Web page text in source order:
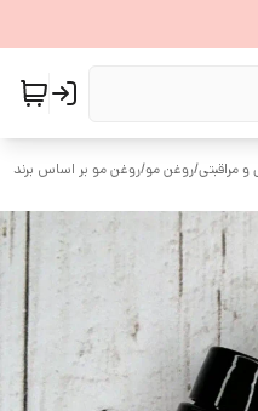
مراقبتی/روغن مو/روغن مو بر اساس برند